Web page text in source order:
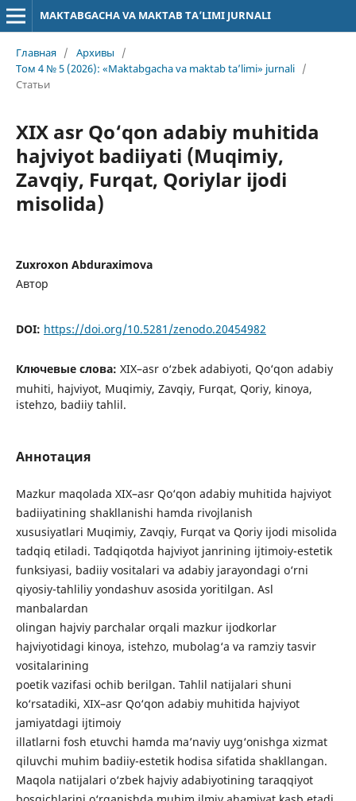
MAKTABGACHA VA MAKTAB TA’LIMI JURNALI
Главная / Архивы
/
Том 4 № 5 (2026): «Maktabgacha va maktab ta’limi» jurnali /
Статьи
XIX asr Qo‘qon adabiy muhitida
hajviyot badiiyati (Muqimiy,
Zavqiy, Furqat, Qoriylar ijodi
misolida)
Zuxroxon Abduraximova
Автор
DOI: https://doi.org/10.5281/zenodo.20454982
Ключевые слова: XIX–asr o‘zbek adabiyoti, Qo‘qon adabiy
muhiti, hajviyot, Muqimiy, Zavqiy, Furqat, Qoriy, kinoya,
istehzo, badiiy tahlil.
Аннотация
Mazkur maqolada XIX–asr Qo‘qon adabiy muhitida hajviyot
badiiyatining shakllanishi hamda rivojlanish
xususiyatlari Muqimiy, Zavqiy, Furqat va Qoriy ijodi misolida
tadqiq etiladi. Tadqiqotda hajviyot janrining ijtimoiy-estetik
funksiyasi, badiiy vositalari va adabiy jarayondagi o‘rni
qiyosiy-tahliliy yondashuv asosida yoritilgan. Asl
manbalardan
olingan hajviy parchalar orqali mazkur ijodkorlar
hajviyotidagi kinoya, istehzo, mubolag‘a va ramziy tasvir
vositalarining
poetik vazifasi ochib berilgan. Tahlil natijalari shuni
ko‘rsatadiki, XIX–asr Qo‘qon adabiy muhitida hajviyot
jamiyatdagi ijtimoiy
illatlarni fosh etuvchi hamda ma’naviy uyg‘onishga xizmat
qiluvchi muhim badiiy-estetik hodisa sifatida shakllangan.
Maqola natijalari o‘zbek hajviy adabiyotining taraqqiyot